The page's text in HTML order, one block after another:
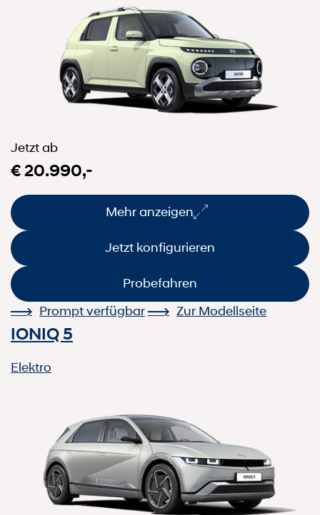
Jetzt ab
€ 20.990,-
Mehr anzeigen
Jetzt konfigurieren
Probefahren
Prompt verfügbar
Zur Modellseite
IONIQ 5
Elektro